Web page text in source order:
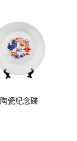
陶瓷紀念碟